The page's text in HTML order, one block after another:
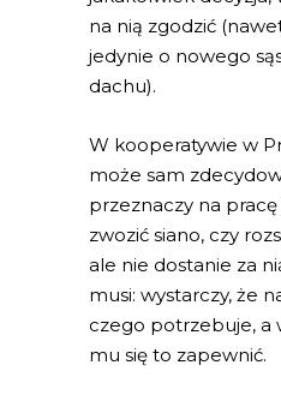
na nią zgodzić
jedynie o nowego
dachu).
W kooperatywie w
może sam
przeznaczy na pracę
zwozić siano, czy
ale nie dostanie za
musi: wystarczy, że
czego potrzebuje, a
mu się to zapewnić.